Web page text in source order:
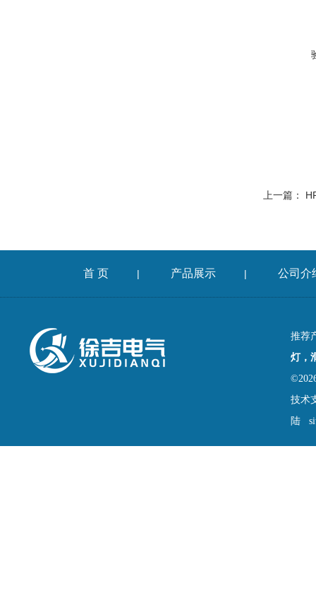
上一篇：
首 页 | 产品展示 | 公司介
推荐
灯，
技术
陆